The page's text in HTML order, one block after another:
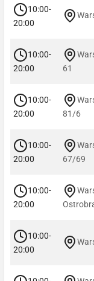
10:00-
20:00
10:00-
20:00
61
10:00-
20:00
81/6
10:00-
20:00
67/69
10:00-
20:00
10:00-
20:00